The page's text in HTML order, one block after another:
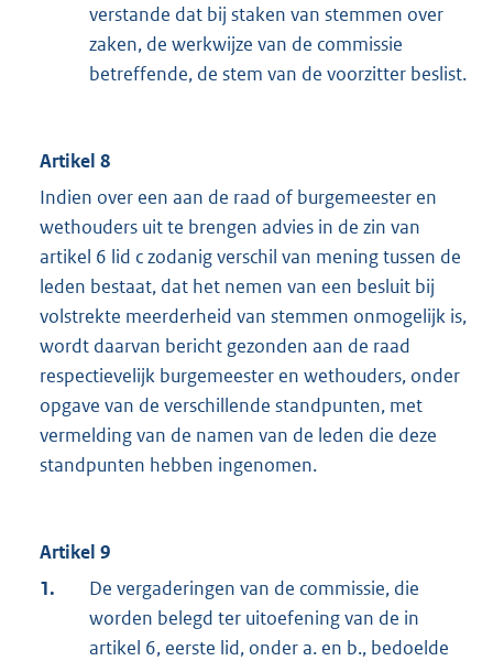
verstande dat bij staken van stemmen over
zaken, de werkwijze van de commissie
betreffende, de stem van de voorzitter beslist.
Artikel 8
Indien over een aan de raad of burgemeester en
wethouders uit te brengen advies in de zin van
artikel 6 lid c zodanig verschil van mening tussen de
leden bestaat, dat het nemen van een besluit bij
volstrekte meerderheid van stemmen onmogelijk is,
wordt daarvan bericht gezonden aan de raad
respectievelijk burgemeester en wethouders, onder
opgave van de verschillende standpunten, met
vermelding van de namen van de leden die deze
standpunten hebben ingenomen.
Artikel 9
1.
De vergaderingen van de commissie, die
worden belegd ter uitoefening van de in
artikel 6, eerste lid, onder a. en b., bedoelde